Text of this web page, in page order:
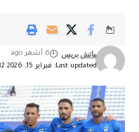
Last updated: فبراير 15, 2026 10:32 م
ماتش بريس 6 أشهر ago